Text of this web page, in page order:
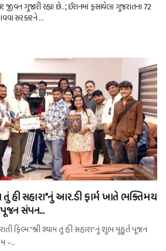
જીવન ગુજારી રહ્યા છે…’, ઈરાનમાં ફસાયેલા ગુજરાતના 72
સરકારને …
તું હી સહારા”નું આર.ડી ફાર્મ ખાતે ભક્તિમય
સંપન…
ફિલ્મ “શ્રી શ્યામ તું હી સહારા”નું શુભ મુહૂર્ત પૂજન
–...